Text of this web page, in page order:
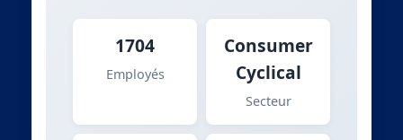
1704
Employés
Consumer
Cyclical
Secteur